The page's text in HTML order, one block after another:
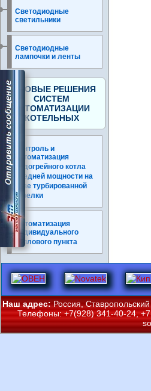
Светодиодные
светильники
Светодиодные
лампочки и ленты
ГОТОВЫЕ РЕШЕНИЯ
СИСТЕМ
АВТОМАТИЗАЦИИ
КОТЕЛЬНЫХ
Контроль и
автоматизация
водогрейного котла
средней мощности на
базе турбированной
горелки
Автоматизация
индивидуального
теплового пункта
Наш адрес:Россия,
Телефоны: +7(928) 341-40-24,